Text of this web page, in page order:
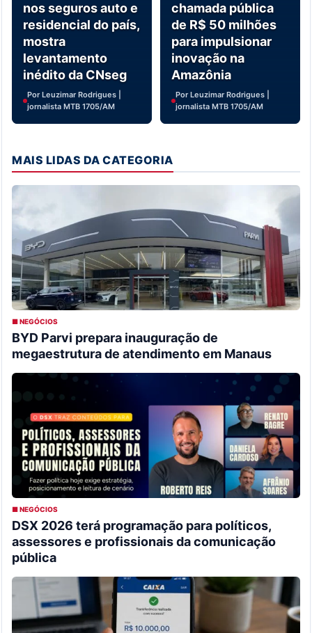
nos seguros auto e
residencial do país,
mostra
levantamento
inédito da CNseg
Por Leuzimar Rodrigues |
jornalista MTB 1705/AM
chamada pública
de R$ 50 milhões
para impulsionar
inovação na
Amazônia
Por Leuzimar Rodrigues |
jornalista MTB 1705/AM
MAIS LIDAS DA CATEGORIA
■ NEGÓCIOS
BYD Parvi prepara inauguração de
megaestrutura de atendimento em Manaus
■ NEGÓCIOS
DSX 2026 terá programação para políticos,
assessores e profissionais da comunicação
pública